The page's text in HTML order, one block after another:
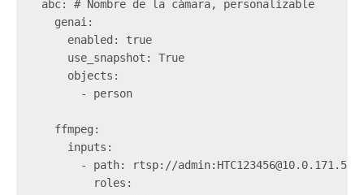
  abc: # Nombre de la cámara, personalizable
    genai:
      enabled: true
      use_snapshot: True
      objects:
        - person
    ffmpeg:
      inputs:
        - path: rtsp://admin:
HTC123456@10.0.171.52
          roles: